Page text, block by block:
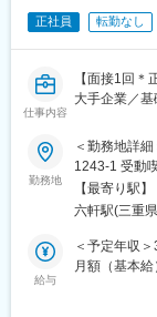
を身につけ
・入社2週間
キルを習得し
・入社1カ月
ンに訪問しま
★困ったら先
＜専門資格
・入社後は
正社員 転勤なし
仕事内容
【面接1回
大手企業／
■職務内容：
担当エリア
箱）や健康
※既に、取引
＜仕事の流れ
勤務地
＜勤務地詳
1243-1 受動
所【最寄り駅】
六軒駅(三重
給与
＜予定年収
月額（基本